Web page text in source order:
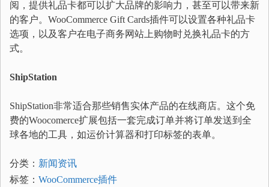
阅，提供礼品卡都可以扩大品牌的影响力，甚至可以带来新
的客户。WooCommerce Gift Cards插件可以设置各种礼品卡
选项，以及客户在电子商务网站上购物时兑换礼品卡的方
式。
ShipStation
ShipStation非常适合那些销售实体产品的在线商店。这个免
费的Woocomerce扩展包括一套完成订单并将订单发送到全
球各地的工具，如运价计算器和打印标签的表单。
分类： 新闻资讯
标签： WooCommerce插件